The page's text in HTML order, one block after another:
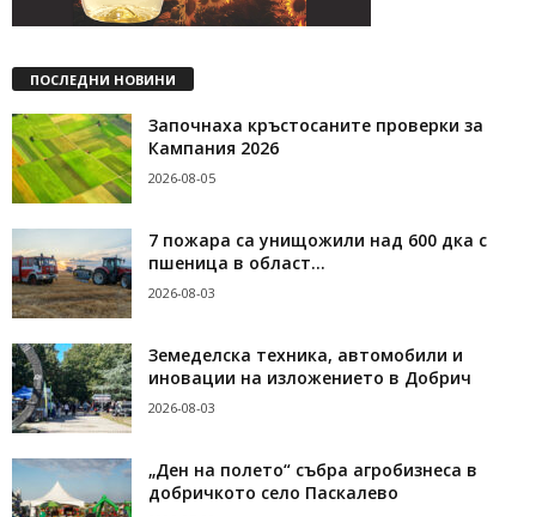
ПОСЛЕДНИ НОВИНИ
Започнаха кръстосаните проверки за
Кампания 2026
2026-08-05
7 пожара са унищожили над 600 дка с
пшеница в област...
2026-08-03
Земеделска техника, автомобили и
иновации на изложението в Добрич
2026-08-03
„Ден на полето“ събра агробизнеса в
добричкото село Паскалево